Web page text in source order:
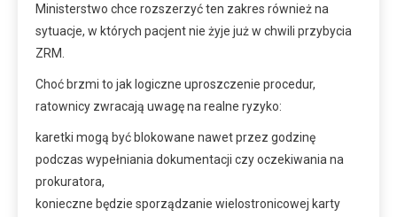
Ministerstwo chce rozszerzyć ten zakres również na
sytuacje, w których pacjent nie żyje już w chwili przybycia
ZRM.
Choć brzmi to jak logiczne uproszczenie procedur,
ratownicy zwracają uwagę na realne ryzyko:
karetki mogą być blokowane nawet przez godzinę
podczas wypełniania dokumentacji czy oczekiwania na
prokuratora,
konieczne będzie sporządzanie wielostronicowej karty